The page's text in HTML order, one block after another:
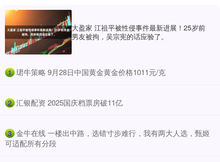
大盈家 江祖平被性侵事件最新进展！25岁前
男友被拘，吴宗宪的话应验了。
1 ​珺牛策略 9月28日中国黄金黄金价格1011元/克
2 ​汇银配资 2025国庆档票房破11亿
3 ​金牛在线 一楼出中路，选错寸步难行，我有两大人选，甄姬
可适配所有分段